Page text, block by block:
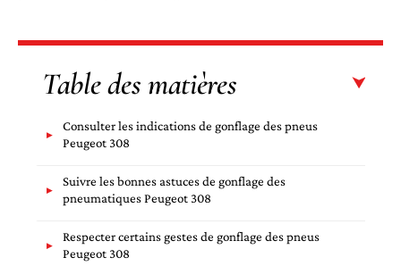
Table des matières
Consulter les indications de gonflage des pneus
Peugeot 308
Suivre les bonnes astuces de gonflage des
pneumatiques Peugeot 308
Respecter certains gestes de gonflage des pneus
Peugeot 308